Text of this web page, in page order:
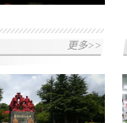
复推脱
要求店
重庆鑫
者，诱导
退还定金
买车子定
更多>>